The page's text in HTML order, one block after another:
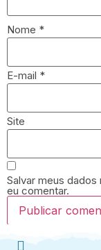
Nome *
E-mail *
Site
Salvar meus
eu comentar.